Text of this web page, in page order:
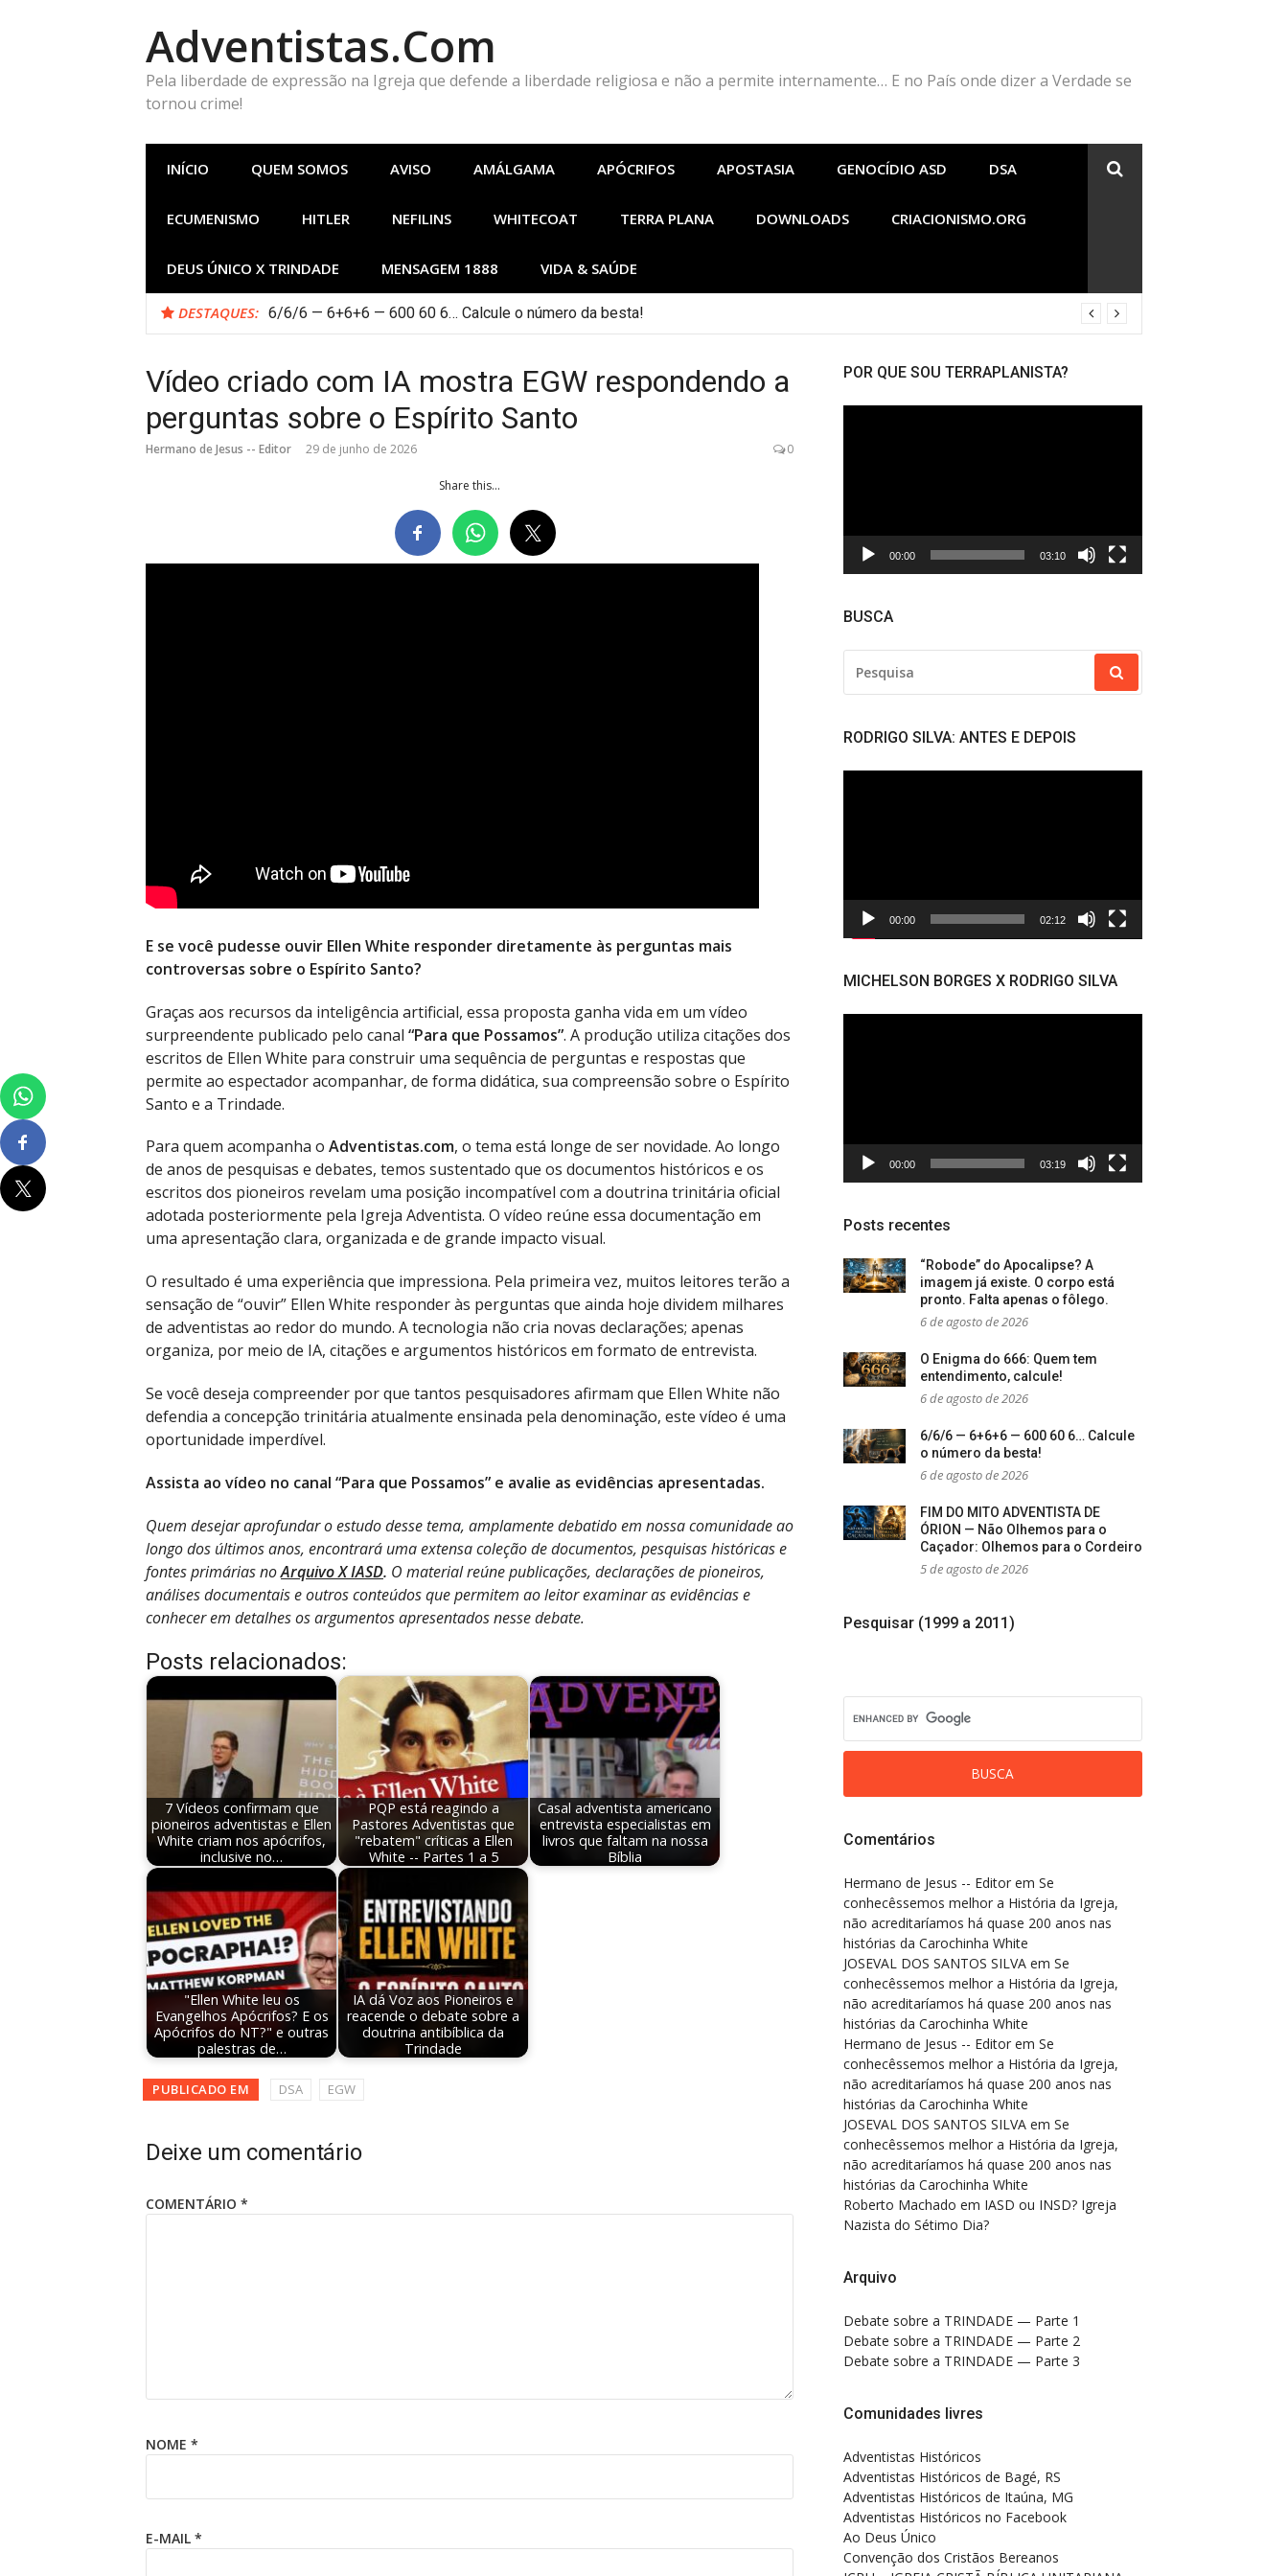
Adventistas.Com
Pela liberdade de expressão na Igreja que defende a liberdade religiosa e não a permite internamente… E no País onde dizer a Verdade se
tornou crime!
INÍCIO QUEM SOMOS AVISO AMÁLGAMA APÓCRIFOS APOSTASIA GENOCÍDIO ASD DSA
ECUMENISMO HITLER NEFILINS WHITECOAT TERRA PLANA DOWNLOADS CRIACIONISMO.ORG
DEUS ÚNICO X TRINDADE MENSAGEM 1888 VIDA & SAÚDE
DESTAQUES: 6/6/6 — 6+6+6 — 600 60 6… Calcule o número da besta!
Vídeo criado com IA mostra EGW respondendo a
perguntas sobre o Espírito Santo
Hermano de Jesus -- Editor 29 de junho de 2026 0
Share this...
E se você pudesse ouvir Ellen White responder diretamente às perguntas mais
controversas sobre o Espírito Santo?
Graças aos recursos da inteligência artificial, essa proposta ganha vida em um vídeo
surpreendente publicado pelo canal “Para que Possamos”. A produção utiliza citações dos
escritos de Ellen White para construir uma sequência de perguntas e respostas que
permite ao espectador acompanhar, de forma didática, sua compreensão sobre o Espírito
Santo e a Trindade.
Para quem acompanha o Adventistas.com, o tema está longe de ser novidade. Ao longo
de anos de pesquisas e debates, temos sustentado que os documentos históricos e os
escritos dos pioneiros revelam uma posição incompatível com a doutrina trinitária oficial
adotada posteriormente pela Igreja Adventista. O vídeo reúne essa documentação em
uma apresentação clara, organizada e de grande impacto visual.
O resultado é uma experiência que impressiona. Pela primeira vez, muitos leitores terão a
sensação de “ouvir” Ellen White responder às perguntas que ainda hoje dividem milhares
de adventistas ao redor do mundo. A tecnologia não cria novas declarações; apenas
organiza, por meio de IA, citações e argumentos históricos em formato de entrevista.
Se você deseja compreender por que tantos pesquisadores afirmam que Ellen White não
defendia a concepção trinitária atualmente ensinada pela denominação, este vídeo é uma
oportunidade imperdível.
Assista ao vídeo no canal “Para que Possamos” e avalie as evidências apresentadas.
Quem desejar aprofundar o estudo desse tema, amplamente debatido em nossa comunidade ao
longo dos últimos anos, encontrará uma extensa coleção de documentos, pesquisas históricas e
fontes primárias noArquivo X IASD. O material reúne publicações, declarações de pioneiros,
análises documentais e outros conteúdos que permitem ao leitor examinar as evidências e
conhecer em detalhes os argumentos apresentados nesse debate.
Posts relacionados:
7 Vídeos confirmam que
pioneiros adventistas e Ellen
White criam nos apócrifos,
inclusive no…
PQP está reagindo a
Pastores Adventistas que
"rebatem" críticas a Ellen
White -- Partes 1 a 5
Casal adventista americano
entrevista especialistas em
livros que faltam na nossa
Bíblia
"Ellen White leu os
Evangelhos Apócrifos? E os
Apócrifos do NT?" e outras
palestras de…
IA dá Voz aos Pioneiros e
reacende o debate sobre a
doutrina antibíblica da
Trindade
PUBLICADO EM DSA EGW
Deixe um comentário
COMENTÁRIO *
NOME *
E-MAIL *
POR QUE SOU TERRAPLANISTA?
00:00 03:10
BUSCA
POR:
RODRIGO SILVA: ANTES E DEPOIS
00:00 02:12
MICHELSON BORGES X RODRIGO SILVA
00:00 03:19
Posts recentes
“Robode” do Apocalipse? A
imagem já existe. O corpo está
pronto. Falta apenas o fôlego.
6 de agosto de 2026
O Enigma do 666: Quem tem
entendimento, calcule!
6 de agosto de 2026
6/6/6 — 6+6+6 — 600 60 6… Calcule
o número da besta!
6 de agosto de 2026
FIM DO MITO ADVENTISTA DE
ÓRION — Não Olhemos para o
Caçador: Olhemos para o Cordeiro
5 de agosto de 2026
Pesquisar (1999 a 2011)
Comentários
Hermano de Jesus -- Editor em Se
conhecêssemos melhor a História da Igreja,
não acreditaríamos há quase 200 anos nas
histórias da Carochinha White
JOSEVAL DOS SANTOS SILVA em Se
conhecêssemos melhor a História da Igreja,
não acreditaríamos há quase 200 anos nas
histórias da Carochinha White
Hermano de Jesus -- Editor em Se
conhecêssemos melhor a História da Igreja,
não acreditaríamos há quase 200 anos nas
histórias da Carochinha White
JOSEVAL DOS SANTOS SILVA em Se
conhecêssemos melhor a História da Igreja,
não acreditaríamos há quase 200 anos nas
histórias da Carochinha White
Roberto Machado em IASD ou INSD? Igreja
Nazista do Sétimo Dia?
Arquivo
Debate sobre a TRINDADE — Parte 1
Debate sobre a TRINDADE — Parte 2
Debate sobre a TRINDADE — Parte 3
Comunidades livres
Adventistas Históricos
Adventistas Históricos de Bagé, RS
Adventistas Históricos de Itaúna, MG
Adventistas Históricos no Facebook
Ao Deus Único
Convenção dos Cristãos Bereanos